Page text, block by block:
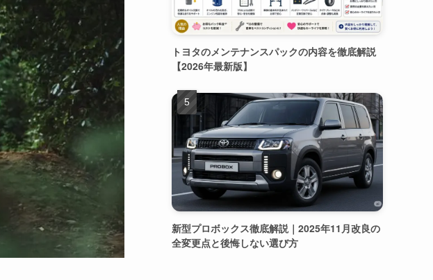
トヨタのメンテナンスパックの内容を徹底解説
【2026年最新版】
新型プロボックス徹底解説｜2025年11月改良の
全変更点と後悔しない選び方